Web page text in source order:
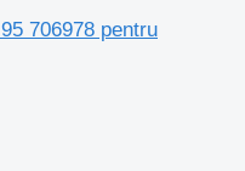
706978 pentru